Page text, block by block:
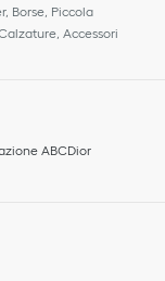
Borse, Piccola
Accessori
ABCDior